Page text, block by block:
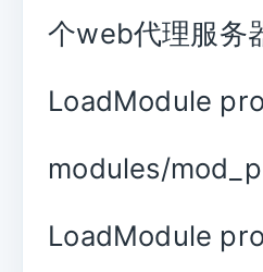
个web代理服务
LoadModule
modules/
LoadModule